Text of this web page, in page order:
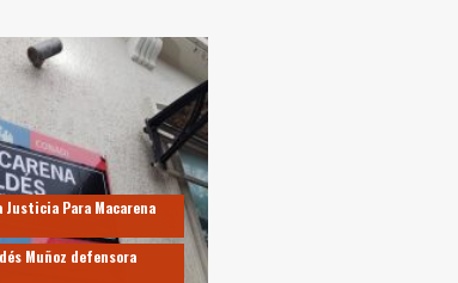
Justicia Para Macarena
Muñoz defensora